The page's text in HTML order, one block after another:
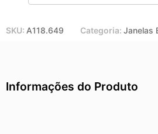
SKU: A118.649 Categoria: Janelas
Informações do Produto